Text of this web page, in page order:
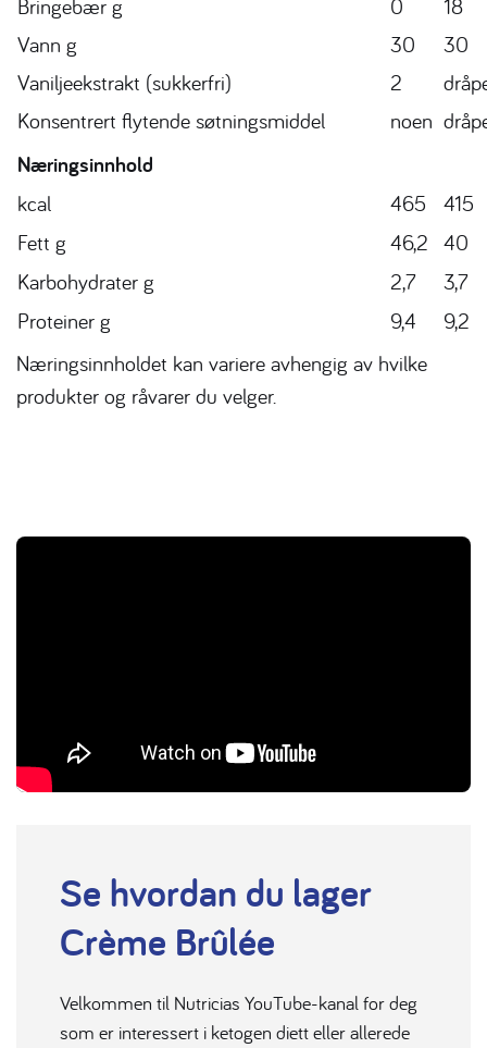
Bringebær g 0
18
Vann g
30
30
Vaniljeekstrakt (sukkerfri)
2
Konsentrert flytende søtningsmiddel
noen
Næringsinnhold
kcal 465
415
Fett g
46,2 40
Karbohydrater g
2,7
3,7
Proteiner g
9,4
9,2
Næringsinnholdet kan variere avhengig av hvilke
produkter og råvarer du velger.
Se hvordan du lager
Crème Brûlée
Velkommen til Nutricias YouTube-kanal for deg
som er interessert i ketogen diett eller allerede